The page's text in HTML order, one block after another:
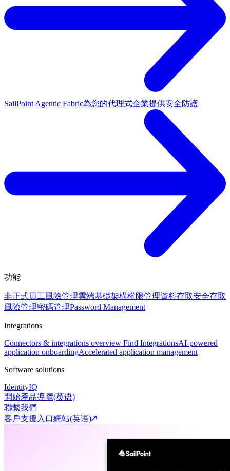
SailPoint Agentic Fabric為您的代理式企業提供安全防護
功能
非正式員工風險管理雲端基礎架構權限管理資料存取安全存取
風險管理密碼管理Password Management
Integrations
Connectors & integrations overview Find IntegrationsAI-powered
application onboardingAccelerated application management
Software solutions
IdentityIQ
開始產品導覽(英语)
聯繫我們
客戶支援入口網站(英语)